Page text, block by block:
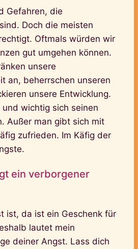
Gefahren, die
Doch die meisten
Oftmals würden wir
gut umgehen können.
unsere
an, beherrschen unseren
unsere Entwicklung.
wichtig sich seinen
Außer man gibt sich mit
zufrieden. Im Käfig der
ein verborgener
ist, da ist ein Geschenk für
lautet mein
deiner Angst. Lass dich